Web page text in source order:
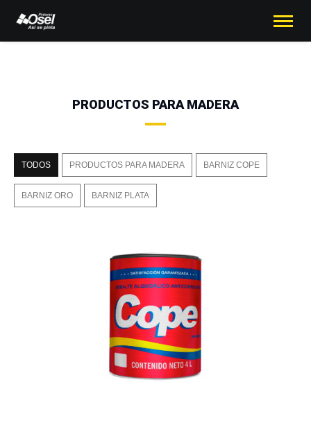
PRODUCTOS PARA MADERA
TODOS PRODUCTOS PARA MADERA BARNIZ COPE
BARNIZ ORO BARNIZ PLATA